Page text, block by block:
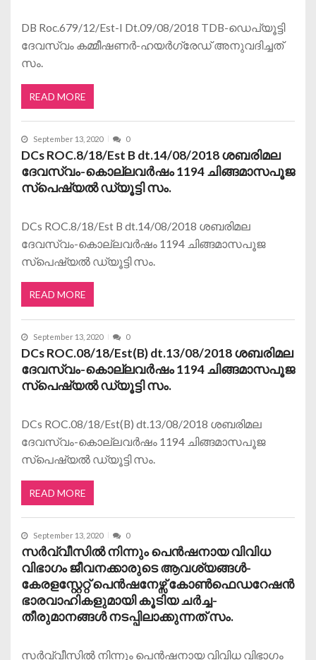
DB Roc.679/12/Est-I Dt.09/08/2018 TDB-ഡെപ്യൂട്ടി
ദേവസ്വം കമ്മീഷണര്‍-ഹയര്‍ഗ്രേഡ് അനുവദിച്ചത്
സം.
READ MORE
September 13, 2020 0
DCs ROC.8/18/Est B dt.14/08/2018 ശബരിമല
ദേവസ്വം-കൊല്ലവര്‍ഷം 1194 ചിങ്ങമാസപൂജ
സ്പെഷ്യല്‍ ഡ്യൂട്ടി സം.
DCs ROC.8/18/Est B dt.14/08/2018 ശബരിമല
ദേവസ്വം-കൊല്ലവര്‍ഷം 1194 ചിങ്ങമാസപൂജ
സ്പെഷ്യല്‍ ഡ്യൂട്ടി സം.
READ MORE
September 13, 2020 0
DCs ROC.08/18/Est(B) dt.13/08/2018 ശബരിമല
ദേവസ്വം-കൊല്ലവര്‍ഷം 1194 ചിങ്ങമാസപൂജ
സ്പെഷ്യല്‍ ഡ്യൂട്ടി സം.
DCs ROC.08/18/Est(B) dt.13/08/2018 ശബരിമല
ദേവസ്വം-കൊല്ലവര്‍ഷം 1194 ചിങ്ങമാസപൂജ
സ്പെഷ്യല്‍ ഡ്യൂട്ടി സം.
READ MORE
September 13, 2020 0
സര്‍വ്വീസില്‍ നിന്നും പെന്‍ഷനായ വിവിധ
വിഭാഗം ജീവനക്കാരുടെ ആവശ്യങ്ങള്‍-
കേരളസ്റ്റേറ്റ് പെന്‍ഷനേഴ്സ് കോണ്‍ഫെഡറേഷന്‍
ഭാരവാഹികളുമായി കൂടിയ ചര്‍ച്ച-
തീരുമാനങ്ങള്‍ നടപ്പിലാക്കുന്നത് സം.
സര്‍വ്വീസില്‍ നിന്നും പെന്‍ഷനായ വിവിധ വിഭാഗം